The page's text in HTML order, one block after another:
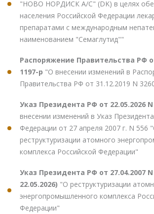
"НОВО НОРДИСК А/С" (DK) в целях
населения Российской Федерации
препаратами с международным
наименованием "Семаглутид""
Распоряжение Правительства РФ
1197-р "О внесении изменений в
Правительства РФ от 31.12.2019 N
Указ Президента РФ от 22.05.2026 N
внесении изменений в Указ
Федерации от 27 апреля 2007 г. N 556
реструктуризации атомного
комплекса Российской Федерации"
Указ Президента РФ от 27.04.2007
22.05.2026) "О реструктуризации
энергопромышленного комплекса
Федерации"